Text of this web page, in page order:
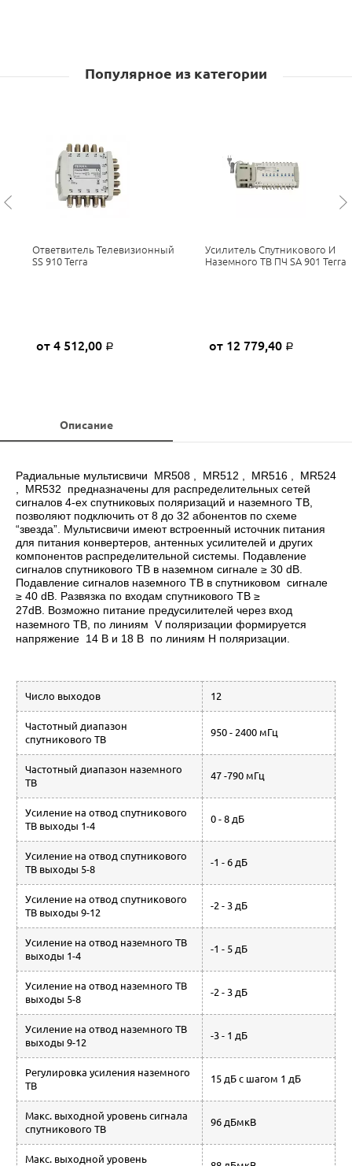
Популярное из категории
Ответвитель Телевизионный
SS 910 Terra
от 4 512,00 Р
Усилитель Спутникового И
Наземного ТВ ПЧ SA 901 Terra
от 12 779,40 Р
Описание
Радиальные мультисвичи MR508 , MR512 , MR516 , MR524
, MR532 предназначены для распределительных сетей
сигналов 4-ех спутниковых поляризаций и наземного ТВ,
позволяют подключить от 8 до 32 абонентов по схеме
“звезда”. Мультисвичи имеют встроенный источник питания
для питания конвертеров, антенных усилителей и других
компонентов распределительной системы. Подавление
сигналов спутникового ТВ в наземном сигнале ≥ 30 dB.
Подавление сигналов наземного ТВ в спутниковом сигнале
≥ 40 dB. Развязка по входам спутникового ТВ ≥
27dB. Возможно питание предусилителей через вход
наземного ТВ, по линиям V поляризации формируется
напряжение 14 В и 18 В по линиям H поляризации.
Число выходов 12
Частотный диапазон
спутникового ТВ
950 - 2400 мГц
Частотный диапазон наземного
ТВ
47 -790 мГц
Усиление на отвод спутникового
ТВ выходы 1-4
0 - 8 дБ
Усиление на отвод спутникового
ТВ выходы 5-8
-1 - 6 дБ
Усиление на отвод спутникового
ТВ выходы 9-12
-2 - 3 дБ
Усиление на отвод наземного ТВ
выходы 1-4
-1 - 5 дБ
Усиление на отвод наземного ТВ
выходы 5-8
-2 - 3 дБ
Усиление на отвод наземного ТВ
выходы 9-12
-3 - 1 дБ
Регулировка усиления наземного
ТВ
15 дБ с шагом 1 дБ
Макс. выходной уровень сигнала
спутникового ТВ
96 дБмкВ
Макс. выходной уровень